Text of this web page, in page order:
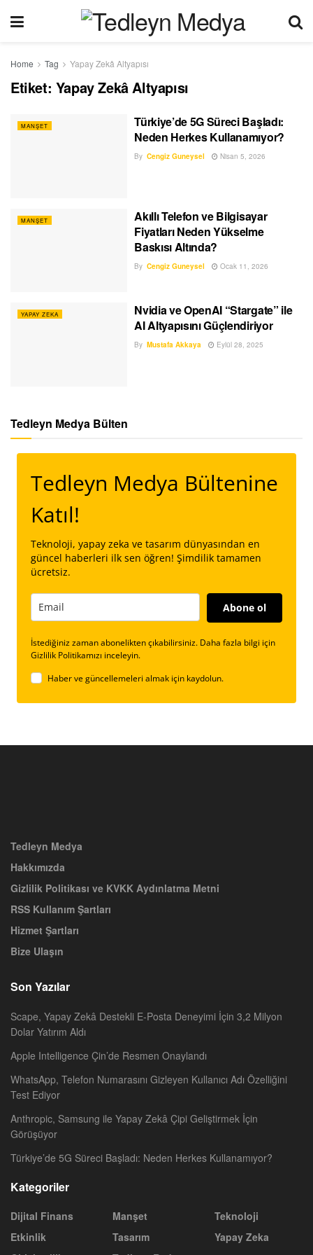
Home Tag Yapay Zekâ Altyapısı
Etiket: Yapay Zekâ Altyapısı
MANŞET
Türkiye’de 5G Süreci Başladı:
Neden Herkes Kullanamıyor?
By Cengiz Guneysel Nisan 5, 2026
MANŞET
Akıllı Telefon ve Bilgisayar
Fiyatları Neden Yükselme
Baskısı Altında?
By Cengiz Guneysel Ocak 11, 2026
YAPAY ZEKA
Nvidia ve OpenAI “Stargate” ile
AI Altyapısını Güçlendiriyor
By Mustafa Akkaya Eylül 28, 2025
Tedleyn Medya Bülten
Tedleyn Medya Bültenine
Katıl!
Teknoloji, yapay zeka ve tasarım dünyasından en
güncel haberleri ilk sen öğren! Şimdilik tamamen
ücretsiz.
Abone ol
İstediğiniz zaman abonelikten çıkabilirsiniz. Daha fazla bilgi için
Gizlilik Politikamızı inceleyin.
Haber ve güncellemeleri almak için kaydolun.
Tedleyn Medya
Hakkımızda
Gizlilik Politikası ve KVKK Aydınlatma Metni
RSS Kullanım Şartları
Hizmet Şartları
Bize Ulaşın
Son Yazılar
Scape, Yapay Zekâ Destekli E-Posta Deneyimi İçin 3,2 Milyon
Dolar Yatırım Aldı
Apple Intelligence Çin’de Resmen Onaylandı
WhatsApp, Telefon Numarasını Gizleyen Kullanıcı Adı Özelliğini
Test Ediyor
Anthropic, Samsung ile Yapay Zekâ Çipi Geliştirmek İçin
Görüşüyor
Türkiye’de 5G Süreci Başladı: Neden Herkes Kullanamıyor?
Kategoriler
Dijital Finans
Etkinlik
Manşet
Tasarım
Teknoloji
Yapay Zeka